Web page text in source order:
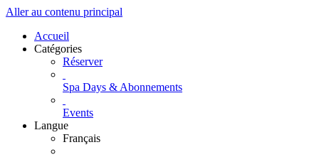
Aller au contenu principal
Accueil
Catégories
Réserver
Spa Days & Abonnements
Events
Langue
Français